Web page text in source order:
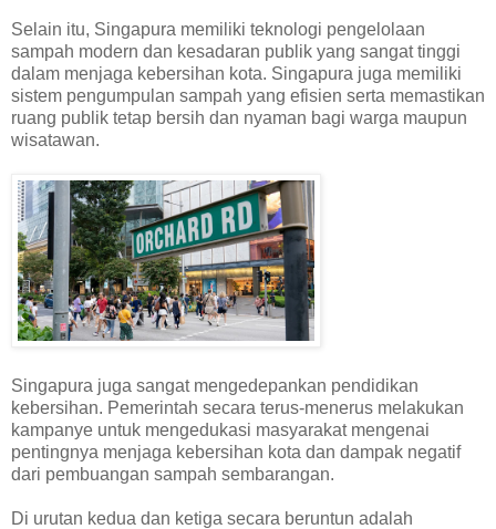
Selain itu, Singapura memiliki teknologi pengelolaan
sampah modern dan kesadaran publik yang sangat tinggi
dalam menjaga kebersihan kota. Singapura juga memiliki
sistem pengumpulan sampah yang efisien serta memastikan
ruang publik tetap bersih dan nyaman bagi warga maupun
wisatawan.
Singapura juga sangat mengedepankan pendidikan
kebersihan. Pemerintah secara terus-menerus melakukan
kampanye untuk mengedukasi masyarakat mengenai
pentingnya menjaga kebersihan kota dan dampak negatif
dari pembuangan sampah sembarangan.
Di urutan kedua dan ketiga secara beruntun adalah